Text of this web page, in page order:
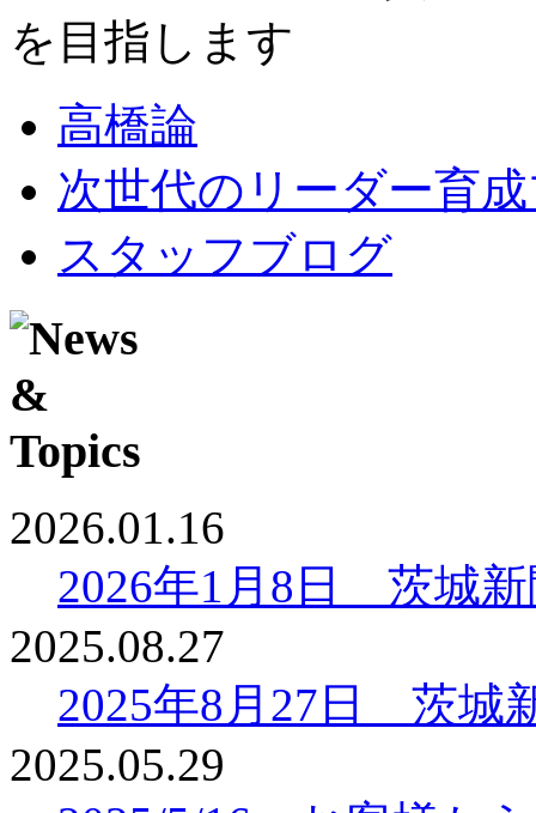
高橋論
次世代のリーダー育
スタッフブログ
2026.01.16
2026年1月8日 茨城
2025.08.27
2025年8月27日 茨城
2025.05.29